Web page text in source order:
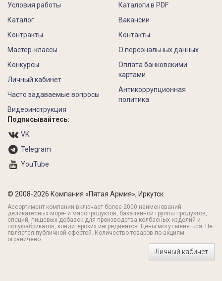
Условия работы
Каталог
Контракты
Каталоги в PDF
Вакансии
Контакты
Мастер-классы
Конкурсы
Личный кабинет
Часто задаваемые вопросы
Видеоинструкция
О персональных данных
Оплата банковскими
картами
Антикоррупционная
политика
Подписывайтесь:
VK
Telegram
YouTube
© 2008-2026 Компания «Пятая Армия», Иркутск
Ассортимент компании включает более 2000 наименований
деликатесных море- и мясопродуктов, бакалейной группы продуктов,
специй, пищевых добавок для производства колбасных изделий и
полуфабрикатов, кондитерских ингредиентов. Цены могут меняться. Не
является публичной офертой. Количество товаров по акциям
ограничено.
Личный кабинет